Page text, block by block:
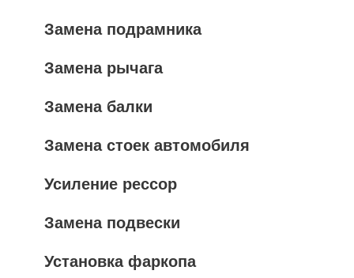
Замена подрамника
Замена рычага
Замена балки
Замена стоек автомобиля
Усиление рессор
Замена подвески
Установка фаркопа